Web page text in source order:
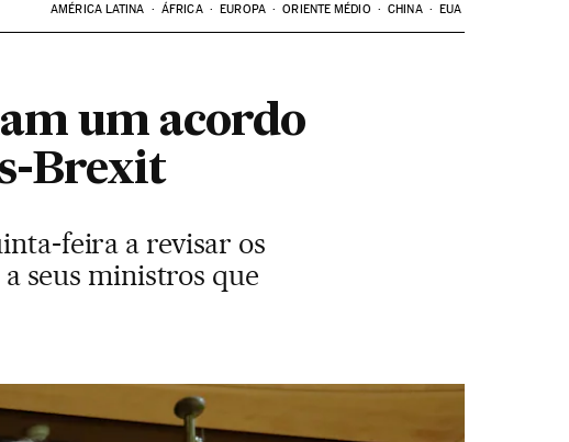
AMÉRICA LATINA ÁFRICA EUROPA ORIENTE MÉDIO CHINA EUA
um acordo
Brexit
feira a revisar os
seus ministros que